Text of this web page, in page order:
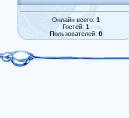
Онлайн всего: 1
Гостей: 1
Пользователей: 0